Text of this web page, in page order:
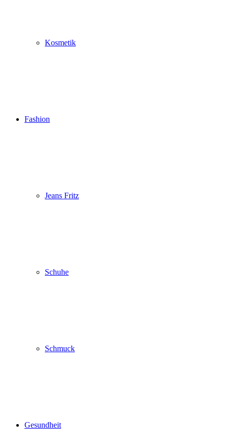
Kosmetik
Fashion
Jeans Fritz
Schuhe
Schmuck
Gesundheit